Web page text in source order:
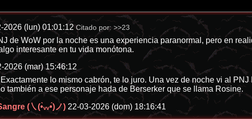
2026 (lun) 01:01:12 Citado por:>>23
de WoW por la noche es una experiencia paranormal, pero en
interesante en tu vida monótona.
2026 (mar) 15:46:12
lo mismo cabrón, te lo juro. Una vez de noche vi al
también a ese personaje hada de Berserker que se llama Rosine.
(㇏(•̀ᵥᵥ•́)ノ) 22-03-2026 (dom) 18:16:41